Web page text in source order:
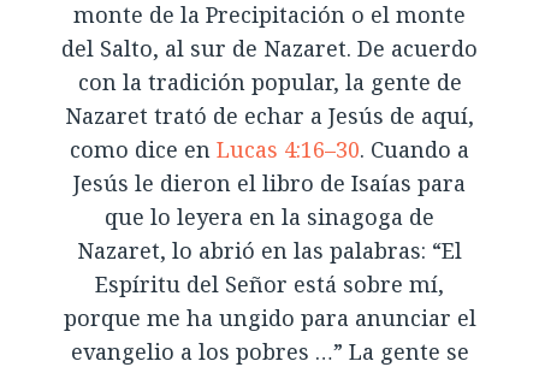
monte de la Precipitación o el monte
del Salto, al sur de Nazaret. De acuerdo
con la tradición popular, la gente de
Nazaret trató de echar a Jesús de aquí,
como dice en Lucas 4:16–30. Cuando a
Jesús le dieron el libro de Isaías para
que lo leyera en la sinagoga de
Nazaret, lo abrió en las palabras: “El
Espíritu del Señor está sobre mí,
porque me ha ungido para anunciar el
evangelio a los pobres …” La gente se